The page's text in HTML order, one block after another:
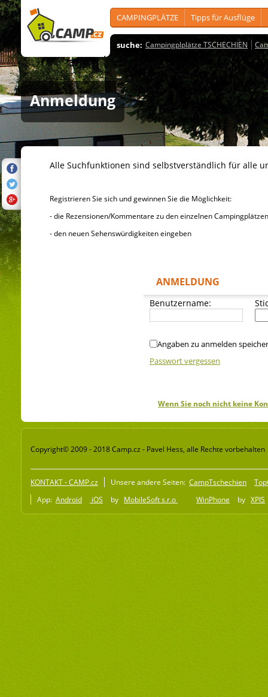
CAMPINGPLÄTZE Tipps für Ausflüge
suche: Campingplplätze TSCHECHIEN
Anmeldung
Alle Suchfunktionen sind selbstverständlich für alle
Registrieren Sie sich und gewinnen Sie die Möglichkeit:
- die Rezensionen/Kommentare zu den einzelnen
- den neuen Sehenswürdigkeiten eingeben
ANMELDUNG
Benutzername:
Angaben zu anmelden
Passwort vergessen
Wenn Sie noch nicht keine
Copyright© 2009 - 2018 Camp.cz - Pavel Hess, alle Rechte vorbehalten
KONTAKT - CAMP.cz Unsere andere Seiten: CampTschechien
App: Android iOS by MobileSoft s.r.o WinPhone by XPIS